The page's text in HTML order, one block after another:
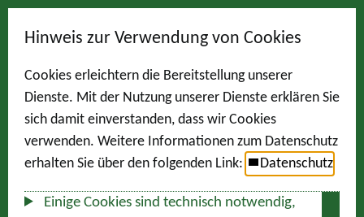
Hinweis zur Verwendung von Cookies
Cookies erleichtern die Bereitstellung unserer
Dienste. Mit der Nutzung unserer Dienste erklären Sie
sich damit einverstanden, dass wir Cookies
verwenden. Weitere Informationen zum Datenschutz
erhalten Sie über den folgenden Link:
Datenschutz
Einige Cookies sind technisch notwendig,